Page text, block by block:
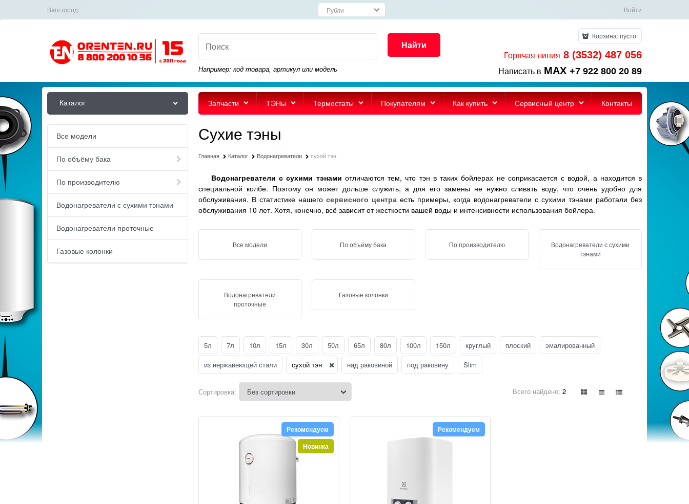
Ваш город: Войти
Найти
Например: код товара, артикул или модель
Корзина:пусто
Горячая линия 8 (3532) 487 056
Написать в MAX +7 922 800 20 89
Каталог Запчасти ТЭНы Термостаты Покупателям Как купить Сервисный центр Контакты
Все модели
По объёму бака
По производителю
Водонагреватели с сухими тэнами
Водонагреватели проточные
Газовые колонки
Сухие тэны
Главная Каталог Водонагреватели сухой тэн
Водонагреватели с сухими тэнами отличаются тем, что тэн в таких бойлерах не соприкасается с водой, а находится в
специальной колбе. Поэтому он может дольше служить, а для его замены не нужно сливать воду, что очень удобно для
обслуживания. В статистике нашего сервисного центра есть примеры, когда водонагреватели с сухими тэнами работали без
обслуживания 10 лет. Хотя, конечно, всё зависит от жесткости вашей воды и интенсивности использования бойлера.
Все модели По объёму бака По производителю
Водонагреватели с сухими
тэнами
Водонагреватели
проточные
Газовые колонки
5л 7л 10л 15л 30л 50л 65л 80л 100л 150л круглый плоский
эмалированный
из нержавеющей стали
сухой тэн над раковиной под раковину Slim
Сортировка: Всего найдено: 2
Рекомендуем
Новинка
Рекомендуем